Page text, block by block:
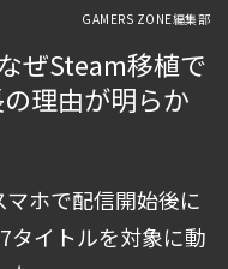
g
i
n
GAMERS ZONE編集部
ぜSteam移植で
理由が明らか
ホで配信開始後に
タイトルを対象に動